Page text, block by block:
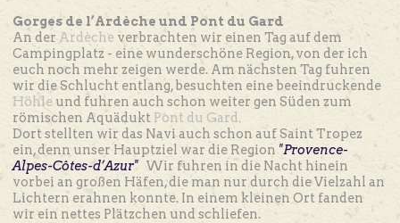
Gorges de l’Ardèche und Pont du Gard
An der Ardèche verbrachten wir einen Tag auf dem
Campingplatz - eine wunderschöne Region, von der ich
euch noch mehr zeigen werde. Am nächsten Tag fuhren
wir die Schlucht entlang, besuchten eine beeindruckende
Höhle und fuhren auch schon weiter gen Süden zum
römischen Aquädukt Pont du Gard.
Dort stellten wir das Navi auch schon auf Saint Tropez
ein, denn unser Hauptziel war die Region "Provence-
Alpes-Côtes-d’Azur" Wir fuhren in die Nacht hinein
vorbei an großen Häfen, die man nur durch die Vielzahl an
Lichtern erahnen konnte. In einem kleinen Ort fanden
wir ein nettes Plätzchen und schliefen.